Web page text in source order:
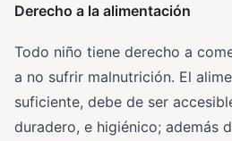
Derecho a la alimentación
Todo niño tiene derecho a
a no sufrir malnutrición. El
suficiente, debe de ser
duradero, e higiénico; además